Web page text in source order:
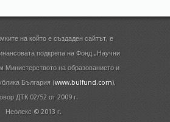
на който е създаден сайтът, е
подкрепа на Фонд „Научни
Министерството на образованието и
България (www.bulfund.com),
ДТК 02/52 от 2009 г.
Неолекс © 2013 г.